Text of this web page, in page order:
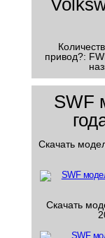
привод?:
SWF
Скачать
Скачать